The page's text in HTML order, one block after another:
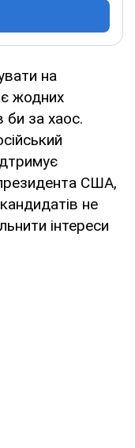
на
жодних
би за хаос.
США,
не
інтереси